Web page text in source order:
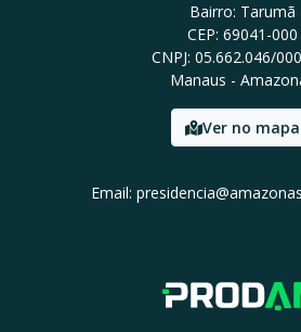
Bairro: Tarumã
CEP: 69041-000
CNPJ: 05.662.046/
Manaus -
Ver no mapa
Email: